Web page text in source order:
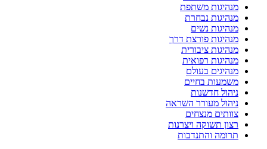
מנהיגות משתפת
מנהיגות נבחרת
מנהיגות נשים
מנהיגות פורצת דרך
מנהיגות ציבורית
מנהיגות רפואית
מנהיגים בעולם
משמעות בחיים
ניהול חדשנות
ניהול מעורר השראה
צוותים מנצחים
רצון תשוקה ויצרנות
תרומה והתנדבות